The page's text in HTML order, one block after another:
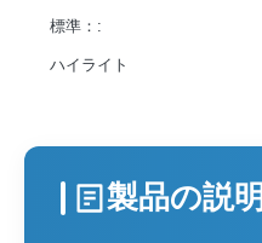
標準：:
ハイライト
製品の説明